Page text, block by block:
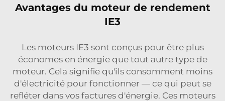
Avantages du moteur de rendement
IE3
Les moteurs IE3 sont conçus pour être plus
économes en énergie que tout autre type de
moteur. Cela signifie qu'ils consomment moins
d'électricité pour fonctionner — ce qui peut se
refléter dans vos factures d'énergie. Ces moteurs